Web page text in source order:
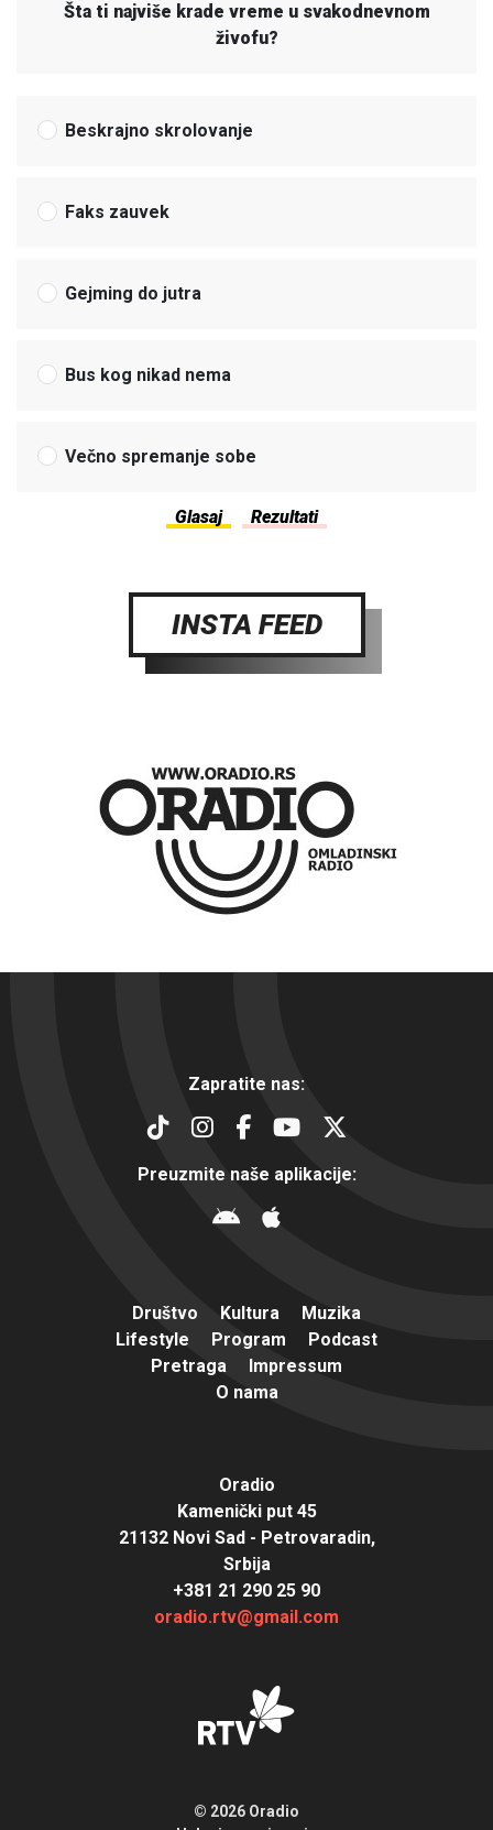
Šta ti najviše krade vreme u svakodnevnom
živofu?
Beskrajno skrolovanje
Faks zauvek
Gejming do jutra
Bus kog nikad nema
Večno spremanje sobe
INSTA FEED
Zapratite nas:
Preuzmite naše aplikacije:
Društvo Kultura
Muzika
Lifestyle
Program
Podcast
Pretraga
Impressum
O nama
Oradio
Kamenički put 45
21132 Novi Sad - Petrovaradin,
Srbija
+381 21 290 25 90
oradio.rtv@gmail.com
© 2026 Oradio